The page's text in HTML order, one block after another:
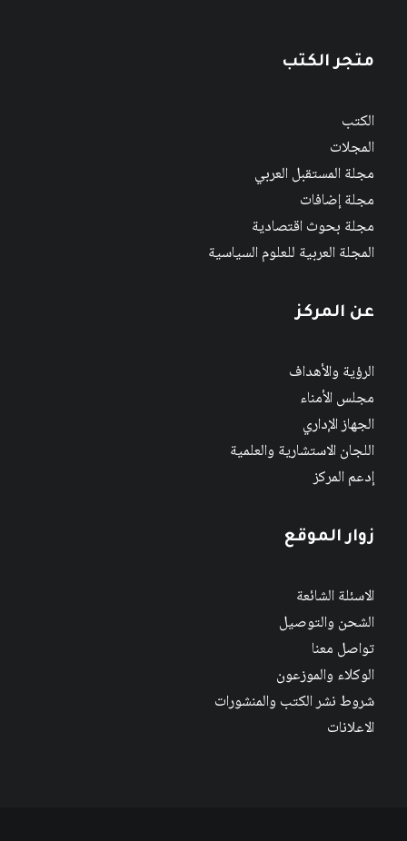
متجر الكتب
الكتب
المجلات
مجلة المستقبل العربي
مجلة إضافات
مجلة بحوث اقتصادية
المجلة العربية للعلوم السياسية
عن المركز
الرؤية والأهداف
مجلس الأمناء
الجهاز الإداري
اللجان الاستشارية والعلمية
إدعم المركز
زوار الموقع
الاسئلة الشائعة
الشحن والتوصيل
تواصل معنا
الوكلاء والموزعون
شروط نشر الكتب والمنشورات
الاعلانات